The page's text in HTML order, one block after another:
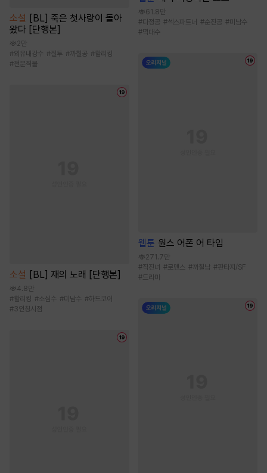
소설 [BL] 죽은 첫사랑이 돌아
왔다 [단행본]
2만
#외유내강수 #질투 #까칠공 #할리킹
#전문직물
소설 [BL] 재의 노래 [단행본]
4.8만
#할리킹 #소심수 #미남수 #하드코어
#3인칭시점
61.8만
#다정공 #섹스파트너 #순진공 #미남수
#떡대수
웹툰 원스 어폰 어 타임
271.7만
#직진녀 #로맨스 #까칠남 #판타지/SF
#드라마